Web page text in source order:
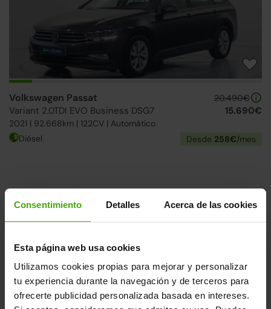
Consentimiento Detalles Acerca de las cookies
Esta página web usa cookies
Utilizamos cookies propias para mejorar y personalizar
tu experiencia durante la navegación y de terceros para
ofrecerte publicidad personalizada basada en intereses.
Volkswagen Passat
Variant 2.0TDI EVO Business DSG7
2021 | 92.668km | 122CV | Automático
20.490€
15.690€
Diésel Desde 258€/mes
TASA y VENDE
¡Pago inmediato!